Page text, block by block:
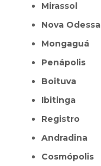
Mirassol
Nova Odessa
Mongaguá
Penápolis
Boituva
Ibitinga
Registro
Andradina
Cosmópolis